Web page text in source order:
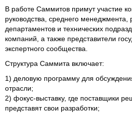
В работе Саммитов примут участие
руководства, среднего менеджмента,
департаментов и технических
компаний, а также представители
экспертного сообщества.
Структура Саммита включает:
1) деловую программу для
отрасли;
2) фокус-выставку, где поставщики
представят свои разработки;